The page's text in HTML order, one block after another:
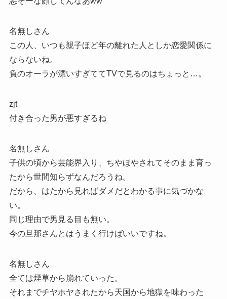
名無しさん
この人、いつも親子ほど年の離れた人としか恋愛関係に
ならないね。
負のオーラが漂いすぎててTVで見るのはちょっと…。
zjt
付き合った男が悪すぎるね
名無しさん
子供の頃から芸能界入り、ちやほやされてそのまま育っ
たから世間知らずなんだろうね。
だから、はたから見ればダメだとわかる事に気づかな
い。
同じ理由で男見る目も無い。
今の旦那さんとはうまく行けばいいですね。
名無しさん
全ては煙草から崩れていった。
それまでチヤホヤされたから天国から地獄を味わった